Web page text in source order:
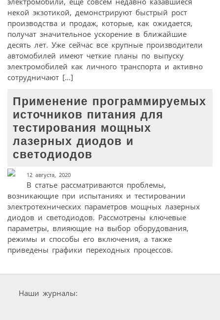
некой экзотикой, демонстрируют быстрый рост
производства и продаж, которые, как ожидается,
получат значительное ускорение в ближайшие
десять лет. Уже сейчас все крупные производители
автомобилей имеют четкие планы по выпуску
электромобилей как личного транспорта и активно
сотрудничают […]
Применение программируемых
источников питания для
тестирования мощных
лазерных диодов и
светодиодов
12 августа, 2020
В статье рассматриваются проблемы,
возникающие при испытаниях и тестировании
электротехнических параметров мощных лазерных
диодов и светодиодов. Рассмотрены ключевые
параметры, влияющие на выбор оборудования,
режимы и способы его включения, а также
приведены графики переходных процессов.
Наши журналы: